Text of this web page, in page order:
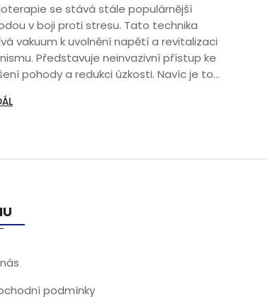
se stává stále populárnější
v boji proti stresu. Tato technika
vakuum k uvolnění napětí a revitalizaci
Představuje neinvazivní přístup ke
pohody a redukci úzkosti. Navíc je to
článek nabízí přehled o tom, jak
podmínky